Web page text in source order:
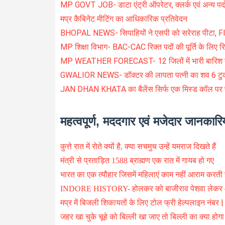
MP GOVT JOB- डाटा एंट्री ऑपरेटर, क्लर्क एवं अन्य पदों
मप्र कैबिनेट मीटिंग का आधिकारिक प्रतिवेदन
BHOPAL NEWS- सिपाहियों ने एसपी को सरेराह पीटा,
MP शिक्षा विभाग- BAC-CAC रिक्त पदों की पूर्ति के लिए
MP WEATHER FORECAST- 12 जिलों में भारी बारिश
GWALIOR NEWS- डॉक्टर की लापता पत्नी का शव 6
JAN DHAN KHATA का बैलेंस सिर्फ एक मिस्ड कॉल पर
महत्वपूर्ण, मददगार एवं मजेदार
कुत्ते रात में रोते क्यों है, क्या सचमुच उन्हें यमराज दिखते हैं
मंत्री से प्रताड़ित 1588 ब्राह्मण एक रात में गायब हो गए
भारत का एक त्यौहार जिसमें महिलाएं काम नहीं आराम करती
INDORE HISTORY- होलकर को बाजीराव पेशवा
मप्र में बिजली शिकायतों के लिए टोल फ्री हेल्पलाइन
जहर खा चुके चूहे को बिल्ली खा जाए तो बिल्ली का क्या होगा